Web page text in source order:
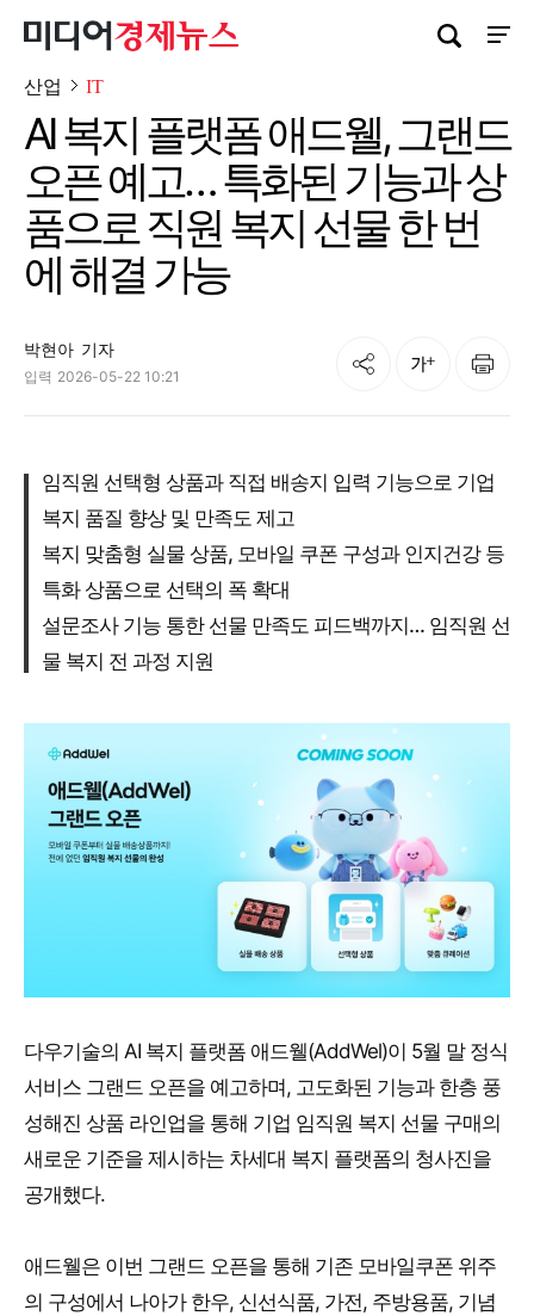
사이
검색창 열기
산업 IT
AI 복지 플랫폼 애드웰, 그랜드
오픈 예고… 특화된 기능과 상
품으로 직원 복지 선물 한 번
에 해결 가능
박현아 기자
입력 2026-05-22 10:21
공유 글자크기 인쇄
임직원 선택형 상품과 직접 배송지 입력 기능으로 기업
복지 품질 향상 및 만족도 제고
복지 맞춤형 실물 상품, 모바일 쿠폰 구성과 인지건강 등
특화 상품으로 선택의 폭 확대
설문조사 기능 통한 선물 만족도 피드백까지… 임직원 선
물 복지 전 과정 지원
다우기술의 AI 복지 플랫폼 애드웰(AddWel)이 5월 말 정식
서비스 그랜드 오픈을 예고하며, 고도화된 기능과 한층 풍
성해진 상품 라인업을 통해 기업 임직원 복지 선물 구매의
새로운 기준을 제시하는 차세대 복지 플랫폼의 청사진을
공개했다.
애드웰은 이번 그랜드 오픈을 통해 기존 모바일쿠폰 위주
의 구성에서 나아가 한우, 신선식품, 가전, 주방용품, 기념